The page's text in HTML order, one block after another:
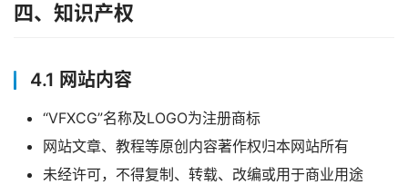
四、知识产权
4.1 网站内容
“VFXCG”名称及LOGO为注册商标
网站文章、教程等原创内容著作权归本网站所有
未经许可，不得复制、转载、改编或用于商业用途